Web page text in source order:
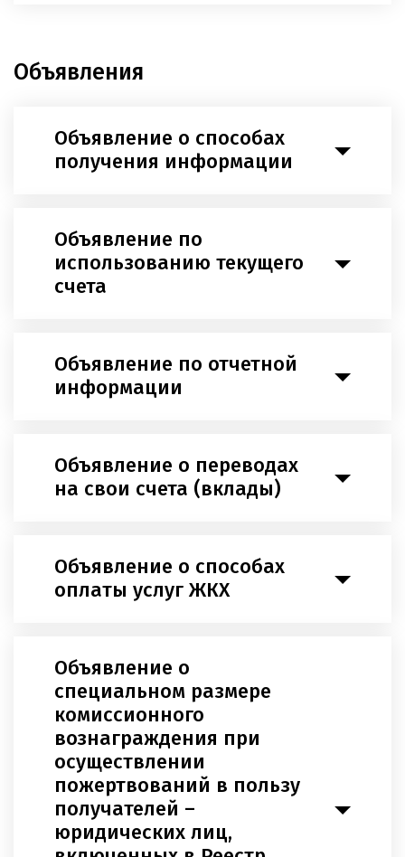
Объявления
Объявление о способах
получения информации
Объявление по
использованию текущего
счета
Объявление по отчетной
информации
Объявление о переводах
на свои счета (вклады)
Объявление о способах
оплаты услуг ЖКХ
Объявление о
специальном размере
комиссионного
вознаграждения при
осуществлении
пожертвований в пользу
получателей –
юридических лиц,